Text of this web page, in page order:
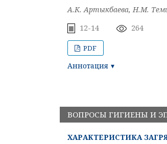
А.К. Артыкбаева, Н.М.
12-14 264
PDF
Аннотация
ВОПРОСЫ ГИГИЕНЫ И
ХАРАКТЕРИСТИКА